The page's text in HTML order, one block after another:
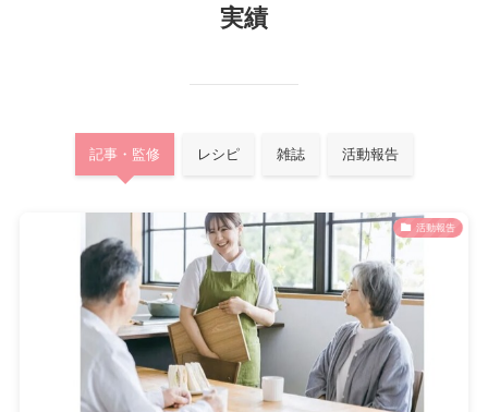
実績
記事・監修 レシピ 雑誌 活動報告
活動報告